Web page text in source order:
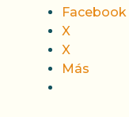
Facebook
X
X
Más